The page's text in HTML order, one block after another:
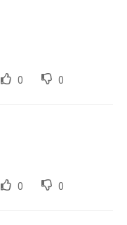
0 0
0 0